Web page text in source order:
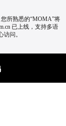
所熟悉的“MOMA”将
已上线，支持多语
问。